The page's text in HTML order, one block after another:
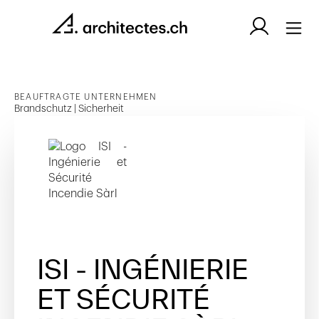
BEAUFTRAGTE UNTERNEHMEN
Brandschutz | Sicherheit
ISI - INGÉNIERIE
ET SÉCURITÉ